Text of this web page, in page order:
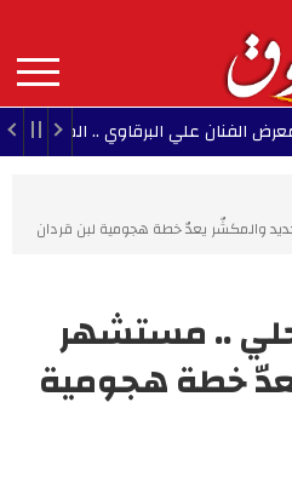
contenu
principal
MAIN
NAVIGATION
علي البرقاوي .. المنستير بين البحر
والمكشّر يعدّ خطة هجومية لبن قردان
.. مستشهر
خطة هجومية